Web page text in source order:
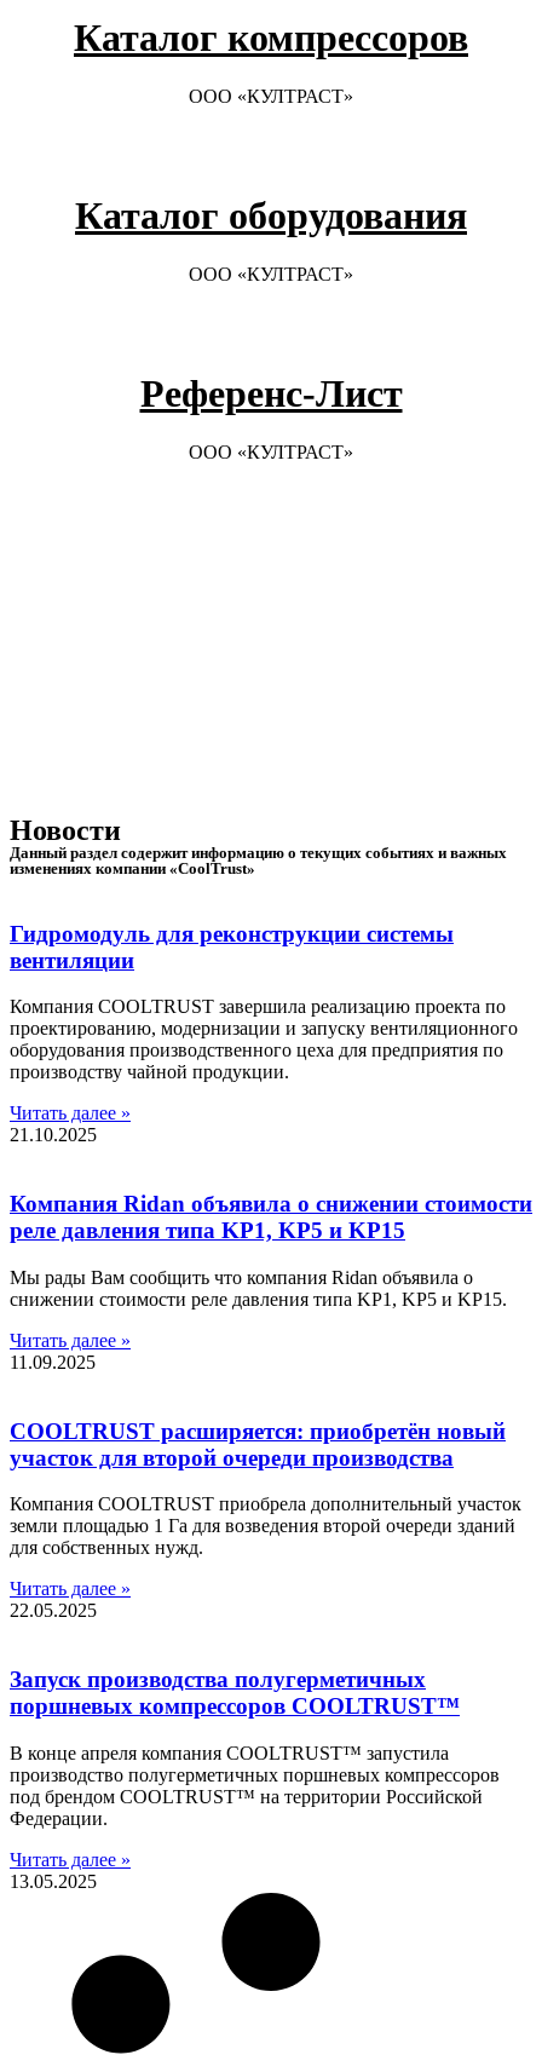
Каталог компрессоров
ООО «КУЛТРАСТ»
Каталог оборудования
ООО «КУЛТРАСТ»
Референс-Лист
ООО «КУЛТРАСТ»
Новости
Данный раздел содержит информацию о текущих событиях и важных
изменениях компании «CoolTrust»
Гидромодуль для реконструкции системы
вентиляции
Компания COOLTRUST завершила реализацию проекта по
проектированию, модернизации и запуску вентиляционного
оборудования производственного цеха для предприятия по
производству чайной продукции.
Читать далее »
21.10.2025
Компания Ridan объявила о снижении стоимости
реле давления типа KP1, KP5 и KP15
Мы рады Вам сообщить что компания Ridan объявила о
снижении стоимости реле давления типа KP1, KP5 и KP15.
Читать далее »
11.09.2025
COOLTRUST расширяется: приобретён новый
участок для второй очереди производства
Компания COOLTRUST приобрела дополнительный участок
земли площадью 1 Га для возведения второй очереди зданий
для собственных нужд.
Читать далее »
22.05.2025
Запуск производства полугерметичных
поршневых компрессоров COOLTRUST™
В конце апреля компания COOLTRUST™ запустила
производство полугерметичных поршневых компрессоров
под брендом COOLTRUST™ на территории Российской
Федерации.
Читать далее »
13.05.2025